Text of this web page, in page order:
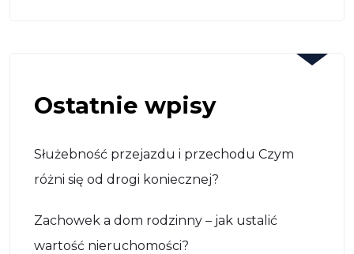
Ostatnie wpisy
Służebność przejazdu i przechodu Czym
różni się od drogi koniecznej?
Zachowek a dom rodzinny – jak ustalić
wartość nieruchomości?